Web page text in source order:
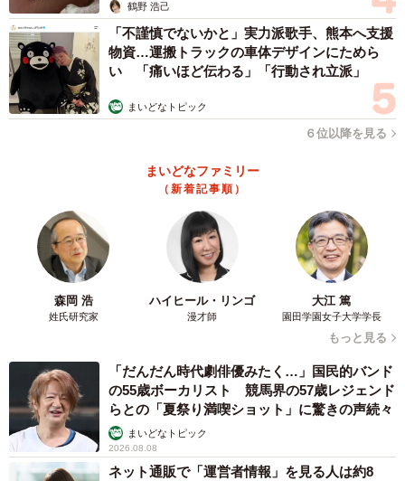
鶴野 浩己
「不謹慎でないかと」実力派歌手、熊本へ支援
物資…運搬トラックの車体デザインにためら
い 「痛いほど伝わる」「行動され立派」
まいどなトピック
６位以降を見る
まいどなファミリー
（新着記事順）
森岡 浩
姓氏研究家
ハイヒール・リンゴ
漫才師
大江 篤
園田学園女子大学学長
もっと見る
「だんだん時代劇俳優みたく…」国民的バンド
の55歳ボーカリスト 競馬界の57歳レジェンド
らとの「夏祭り満喫ショット」に驚きの声続々
まいどなトピック
2026.08.08
ネット通販で「運営者情報」を見る人は約8